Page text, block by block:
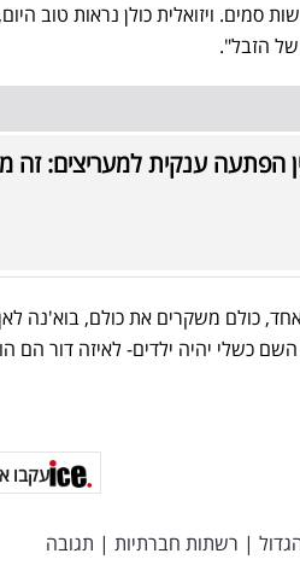
סמים. ויזואלית כולן נראות טוב
של הזבל".
הפתעה ענקית למעריצים: זה
כולם משקרים את כולם, בוא'נה
כשלי יהיה ילדים- לאיזה דור הם
עקבו
| רשתות חברתיות | תגובה